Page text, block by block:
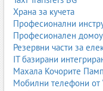
Храна за кучета
Професионални
Професионален
Резервни части за
IT базирани
Махала Кочорите
Мобилни телефони от